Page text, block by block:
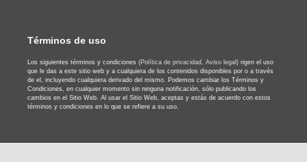
Términos de uso
Los siguientes términos y condiciones (Política de privacidad, Aviso legal) rigen el uso
que le das a este sitio web y a cualquiera de los contenidos disponibles por o a través
de el, incluyendo cualquiera derivado del mismo. Podemos cambiar los Términos y
Condiciones, en cualquier momento sin ninguna notificación, sólo publicando los
cambios en el Sitio Web. Al usar el Sitio Web, aceptas y estás de acuerdo con estos
términos y condiciones en lo que se refiere a su uso.